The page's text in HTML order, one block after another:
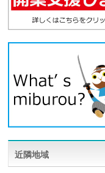
近隣地域